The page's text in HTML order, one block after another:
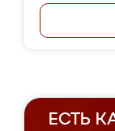
ЕСТЬ